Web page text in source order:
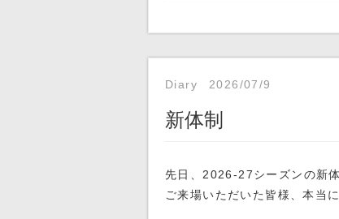
Diary 2026/07/9
新体制
先日、2026-27シーズンの新
ご来場いただいた皆様、本当